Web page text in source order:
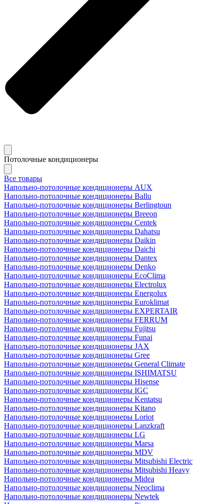
Потолочные кондиционеры
Все товары
Напольно-потолочные кондиционеры AUX
Напольно-потолочные кондиционеры Ballu
Напольно-потолочные кондиционеры Berlingtoun
Напольно-потолочные кондиционеры Breeon
Напольно-потолочные кондиционеры Centek
Напольно-потолочные кондиционеры Dahatsu
Напольно-потолочные кондиционеры Daikin
Напольно-потолочные кондиционеры Daichi
Напольно-потолочные кондиционеры Dantex
Напольно-потолочные кондиционеры Denko
Напольно-потолочные кондиционеры EcoClima
Напольно-потолочные кондиционеры Electrolux
Напольно-потолочные кондиционеры Energolux
Напольно-потолочные кондиционеры Euroklimat
Напольно-потолочные кондиционеры EXPERTAIR
Напольно-потолочные кондиционеры FERRUM
Напольно-потолочные кондиционеры Fujitsu
Напольно-потолочные кондиционеры Funai
Напольно-потолочные кондиционеры JAX
Напольно-потолочные кондиционеры Gree
Напольно-потолочные кондиционеры General Climate
Напольно-потолочные кондиционеры ISHIMATSU
Напольно-потолочные кондиционеры Hisense
Напольно-потолочные кондиционеры IGC
Напольно-потолочные кондиционеры Kentatsu
Напольно-потолочные кондиционеры Kitano
Напольно-потолочные кондиционеры Loriot
Напольно-потолочные кондиционеры Lanzkraft
Напольно-потолочные кондиционеры LG
Напольно-потолочные кондиционеры Marsa
Напольно-потолочные кондиционеры MDV
Напольно-потолочные кондиционеры Mitsubishi Electric
Напольно-потолочные кондиционеры Mitsubishi Heavy
Напольно-потолочные кондиционеры Midea
Напольно-потолочные кондиционеры Neoclima
Напольно-потолочные кондиционеры Newtek